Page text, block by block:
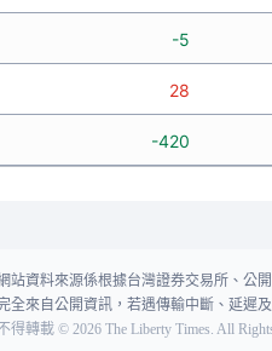
-5
28
-420
站資料來源係根據台灣證券交易所、公
全來自公開資訊，若遇傳輸中斷、延遲
得轉載 © 2026 The Liberty Times. All